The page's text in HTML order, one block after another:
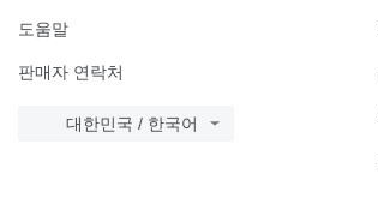
도움말
판매자 연락처
대한민국 / 한국어